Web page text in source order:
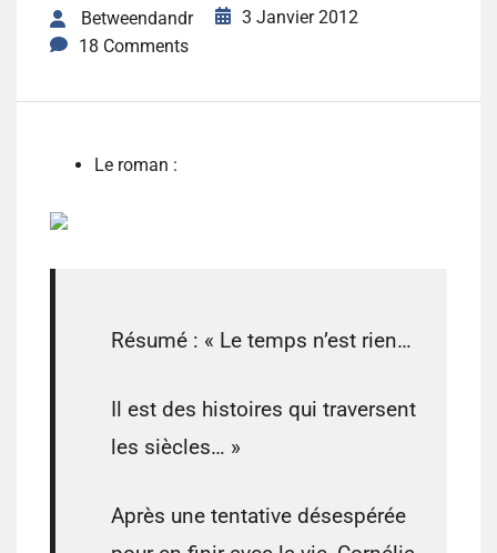
Betweendandr
3 Janvier 2012
18 Comments
Le roman :
Résumé : « Le temps n’est rien…
Il est des histoires qui traversent
les siècles… »
Après une tentative désespérée